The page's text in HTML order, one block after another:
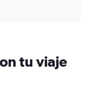
tu viaje